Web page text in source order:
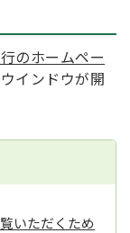
のホームペー
インドウが開
いただくため